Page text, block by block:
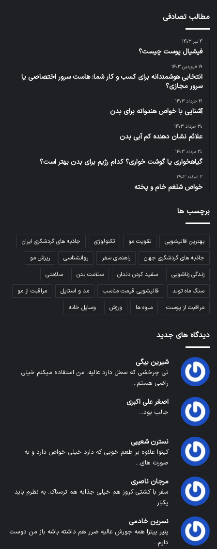
مطالب تصادفی
۴ تیر ۱۴۰۳
فیشیال پوست چیست؟
۱۹ فروردین ۱۴۰۳
انتخابی هوشمندانه برای کسب و کار شما: هاست سرور اختصاصی یا
سرور مجازی؟
۲۱ خرداد ۱۴۰۳
آشنایی با خواص هندوانه برای بدن
۳۰ خرداد ۱۴۰۳
علائم نشان دهنده کم آبی بدن
۳۰ مرداد ۱۴۰۳
گیاهخواری یا گوشت خواری؟ کدام رژیم برای بدن بهتر است؟
۲ اسفند ۱۴۰۲
خواص شلغم خام و پخته
برچسب ها
بهترین قالیشویی تقویت مو تکنولوژی
جاذبه های گردشگری ایران
جاذبه های گردشگری جهان
راهنمای سفر روانشناسی
ریزش مو
زندگی زناشویی
سفید کردن دندان سلامت بدن
سلامتی
سنگ ماه تولد
قالیشویی قیمت مناسب مد و استایل
مراقبت از مو
مراقبت از پوست
میوه ها ورزش وسایل خانه
دیدگاه های جدید
شیرین بیگی
تی چرخشی که سطل دارد عالیه. من استفاده میکنم خیلی
راضی هستم...
اصغر علی اکبری
جالب بود...
نسترن شعیبی
کینوا علاوه بر طعم خوبی که دارد خیلی خواص دارد و به
صورت های...
مرجان ناصری
سفر با کشتی کروز هم خیلی جذابه هم ترسناک. به نظرم باید
یکبار...
نسرین خادمی
پنیر پیتزا همه جورش عالیه ضرر هم داشته باشه باز من دوست
دارم...